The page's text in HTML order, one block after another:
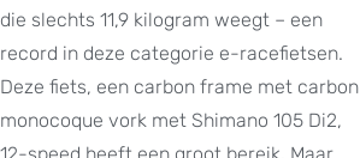
die slechts 11,9 kilogram weegt – een
record in deze categorie e-racefietsen.
Deze fiets, een carbon frame met carbon
monocoque vork met Shimano 105 Di2,